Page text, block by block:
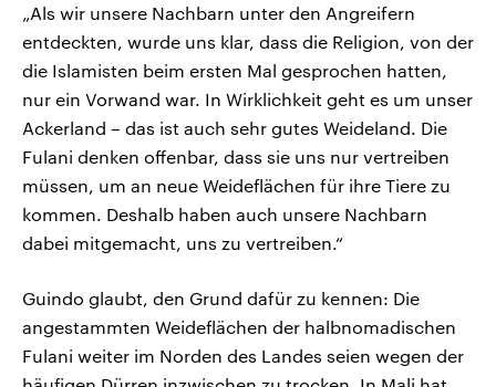
„Als wir unsere Nachbarn unter den Angreifern
entdeckten, wurde uns klar, dass die Religion, von der
die Islamisten beim ersten Mal gesprochen hatten,
nur ein Vorwand war. In Wirklichkeit geht es um unser
Ackerland – das ist auch sehr gutes Weideland. Die
Fulani denken offenbar, dass sie uns nur vertreiben
müssen, um an neue Weideflächen für ihre Tiere zu
kommen. Deshalb haben auch unsere Nachbarn
dabei mitgemacht, uns zu vertreiben.“
Guindo glaubt, den Grund dafür zu kennen: Die
angestammten Weideflächen der halbnomadischen
Fulani weiter im Norden des Landes seien wegen der